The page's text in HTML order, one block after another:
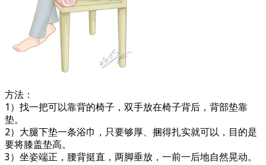
方法：
1）找一把可以靠背的椅子，双手放在椅子背后，背部垫靠
垫。
2）大腿下垫一条浴巾，只要够厚、捆得扎实就可以，目的是
要将膝盖垫高。
3）坐姿端正，腰背挺直，两脚垂放，一前一后地自然晃动。